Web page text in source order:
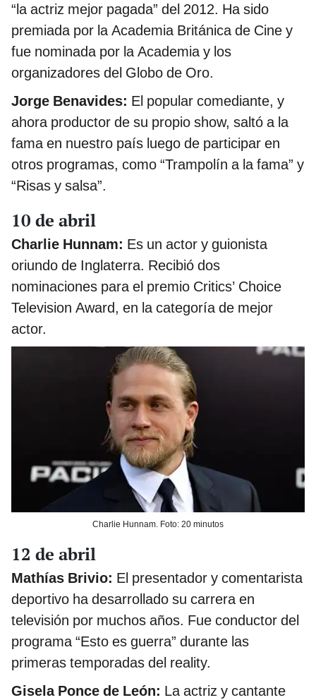
“la actriz mejor pagada” del 2012. Ha sido
premiada por la Academia Británica de Cine y
fue nominada por la Academia y los
organizadores del Globo de Oro.
Jorge Benavides: El popular comediante, y
ahora productor de su propio show, saltó a la
fama en nuestro país luego de participar en
otros programas, como “Trampolín a la fama” y
“Risas y salsa”.
10 de abril
Charlie Hunnam: Es un actor y guionista
oriundo de Inglaterra. Recibió dos
nominaciones para el premio Critics’ Choice
Television Award, en la categoría de mejor
actor.
Charlie Hunnam. Foto: 20 minutos
12 de abril
Mathías Brivio: El presentador y comentarista
deportivo ha desarrollado su carrera en
televisión por muchos años. Fue conductor del
programa “Esto es guerra” durante las
primeras temporadas del reality.
Gisela Ponce de León: La actriz y cantante